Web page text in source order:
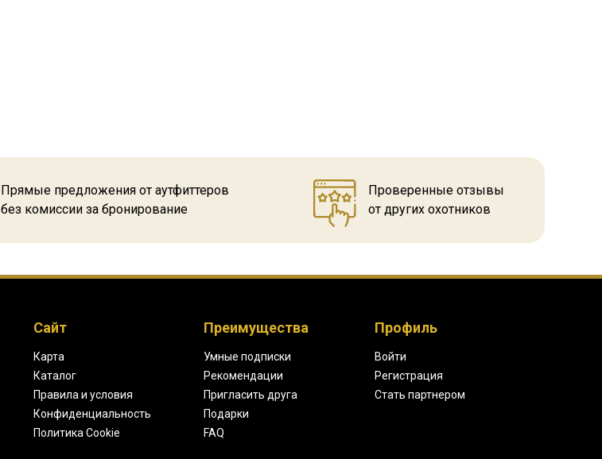
Прямые предложения от аутфиттеров
без комиссии за бронирование
Проверенные отзывы
от других охотников
Сайт
Карта
Каталог
Правила и условия
Конфиденциальность
Политика Cookie
Преимущества
Умные подписки
Рекомендации
Пригласить друга
Подарки
FAQ
Профиль
Войти
Регистрация
Стать партнером